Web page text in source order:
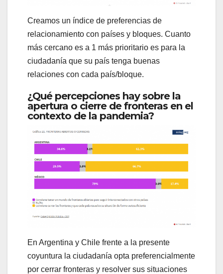
Creamos un índice de preferencias de
relacionamiento con países y bloques. Cuanto
más cercano es a 1 más prioritario es para la
ciudadanía que su país tenga buenas
relaciones con cada país/bloque.
¿Qué percepciones hay sobre la
apertura o cierre de fronteras en el
contexto de la pandemia?
En Argentina y Chile frente a la presente
coyuntura la ciudadanía opta preferencialmente
por cerrar fronteras y resolver sus situaciones